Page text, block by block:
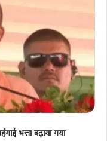
भत्ता बढ़ाया गया